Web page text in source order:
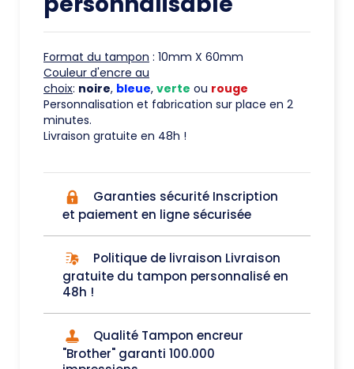
Format du tampon : 10mm X 60mm
Couleur d'encre au
choix: noire, bleue, verte ou rouge
Personnalisation et fabrication sur place en 2
minutes.
Livraison gratuite en 48h !
Garanties sécurité Inscription
et paiement en ligne sécurisée
Politique de livraison Livraison
gratuite du tampon personnalisé en
48h !
Qualité Tampon encreur
"Brother" garanti 100.000